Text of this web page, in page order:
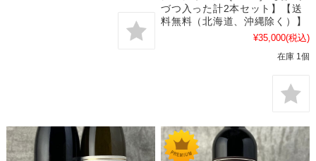
づつ入った計2本セット】【送
料無料（北海道、沖縄除く）】
¥35,000(税込)
在庫 1個